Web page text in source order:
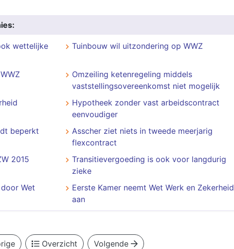
wettelijke
Tuinbouw wil uitzondering op WWZ
Omzeiling ketenregeling middels
vaststellingsovereenkomst niet mogelijk
Hypotheek zonder vast arbeidscontract
eenvoudiger
beperkt
Asscher ziet niets in tweede meerjarig
flexcontract
2015
Transitievergoeding is ook voor langdurig
zieke
Wet
Eerste Kamer neemt Wet Werk en Zekerheid
aan
Overzicht Volgende